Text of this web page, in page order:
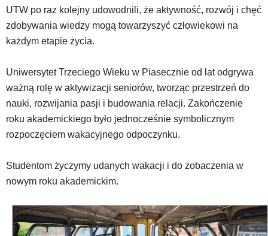
elementy
wideo
YouTube
oraz
mapy
Google
Maps
ramek.
Elementy
obsługiwane
UTW po raz kolejny udowodnili, że aktywność, rozwój i chęć
zdobywania wiedzy mogą towarzyszyć człowiekowi na
każdym etapie życia.
Uniwersytet Trzeciego Wieku w Piasecznie od lat odgrywa
ważną rolę w aktywizacji seniorów, tworząc przestrzeń do
nauki, rozwijania pasji i budowania relacji. Zakończenie
roku akademickiego było jednocześnie symbolicznym
rozpoczęciem wakacyjnego odpoczynku.
Studentom życzymy udanych wakacji i do zobaczenia w
nowym roku akademickim.